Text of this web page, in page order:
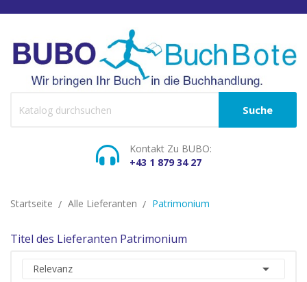
Suche
Kontakt Zu BUBO:
+43 1 879 34 27
Startseite Alle Lieferanten Patrimonium
Titel des Lieferanten Patrimonium
Relevanz 